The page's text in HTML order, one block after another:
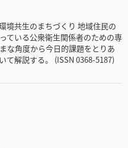
共生のまちづくり 地域住民の
ている公衆衛生関係者のための専
な角度から今日的課題をとりあ
て解説する。 (ISSN 0368-5187)